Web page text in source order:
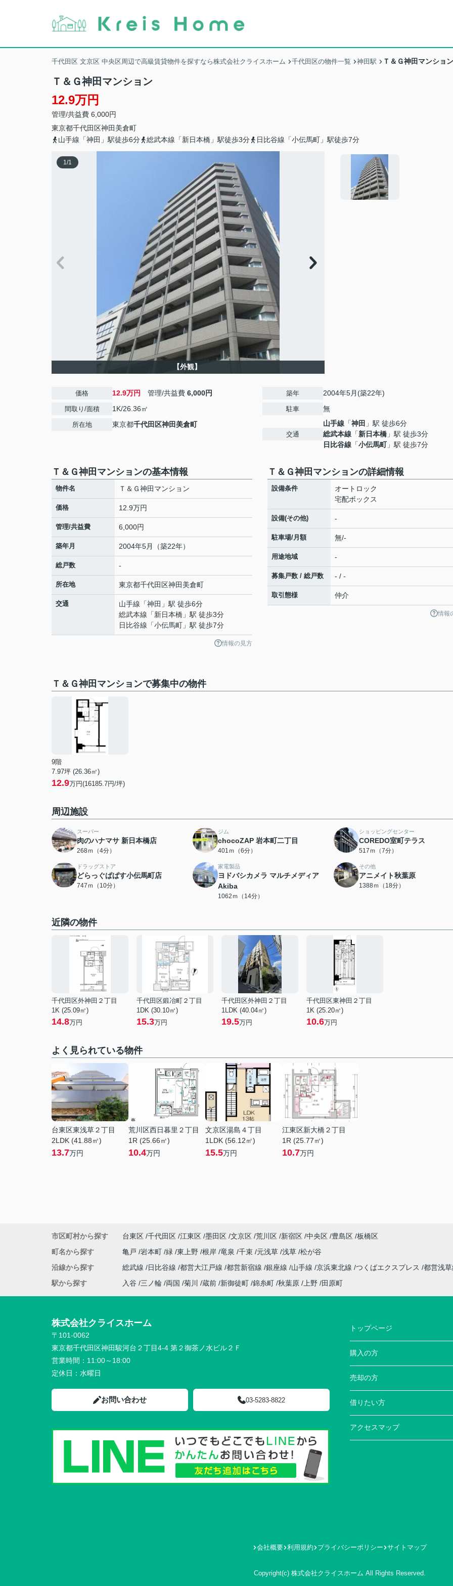
千代田区 文京区 中央区周辺で高級賃貸物件を探すなら株式会社クライスホーム 千代田区の物件一覧 神田駅 Ｔ＆Ｇ神田マンション
Ｔ＆Ｇ神田マンション
12.9万円
管理/共益費 6,000円
東京都千代田区神田美倉町
山手線「神田」駅徒歩6分
総武本線「新日本橋」駅徒歩3分 日比谷線「小伝馬町」駅徒歩7分
1/1
【外観】
価格 12.9万円 管理/共益費 6,000円
間取り/面積 1K/26.36㎡
所在地 東京都千代田区神田美倉町
築年 2004年5月(築22年)
駐車 無
交通
山手線 「神田 」駅 徒歩6分
総武本線 「新日本橋 」駅 徒歩3分
日比谷線 「小伝馬町」駅 徒歩7分
Ｔ＆Ｇ神田マンションの基本情報
物件名 Ｔ＆Ｇ神田マンション
価格 12.9万円
管理/共益費 6,000円
築年月 2004年5月（築22年）
総戸数 -
所在地 東京都千代田区神田美倉町
交通 山手線 「神田 」駅 徒歩6分
総武本線 「新日本橋 」駅 徒歩3分
日比谷線 「小伝馬町 」駅 徒歩7分
情報の見方
Ｔ＆Ｇ神田マンションの詳細情報
設備条件
オートロック
宅配ボックス
設備(その他) -
駐車場/月額 無/-
用途地域 -
募集戸数 / 総戸数 - / -
取引態様 仲介
情報
Ｔ＆Ｇ神田マンションで募集中の物件
9階
7.97坪 (26.36㎡)
12.9万円(16185.7円/坪)
周辺施設
スーパー
肉のハナマサ 新日本橋店
268ｍ（4分）
ジム
chocoZAP 岩本町二丁目
401ｍ（6分）
ショッピングセンター
COREDO室町テラス
517ｍ（7分）
ドラッグストア
どらっぐぱぱす小伝馬町店
747ｍ（10分）
家電製品
ヨドバシカメラ マルチメディア
Akiba
1062ｍ（14分）
その他
アニメイト秋葉原
1388ｍ（18分）
近隣の物件
千代田区外神田２丁目
1K (25.09㎡)
14.8万円
千代田区鍛冶町２丁目
1DK (30.10㎡)
15.3万円
千代田区外神田２丁目
1LDK (40.04㎡)
19.5万円
千代田区東神田２丁目
1K (25.20㎡)
10.6万円
よく見られている物件
台東区東浅草２丁目
2LDK (41.88㎡)
13.7万円
荒川区西日暮里２丁目
1R (25.66㎡)
10.4万円
文京区湯島４丁目
1LDK (56.12㎡)
15.5万円
江東区新大橋２丁目
1R (25.77㎡)
10.7万円
市区町村から探す 台東区 千代田区 江東区 墨田区 文京区 荒川区 新宿区 中央区 豊島区 板橋区
町名から探す
亀戸 岩本町 緑 東上野 根岸 竜泉 千束 元浅草 浅草 松が谷
沿線から探す
総武線 日比谷線 都営大江戸線 都営新宿線 銀座線 山手線 京浜東北線 つくばエクスプレス
都営浅
駅から探す
入谷 三ノ輪 両国 菊川 蔵前 新御徒町 錦糸町 秋葉原 上野 田原町
株式会社クライスホーム
〒101-0062
東京都千代田区神田駿河台２丁目4-4 第２御茶ノ水ビル２Ｆ
営業時間： 11:00～18:00
定休日： 水曜日
お問い合わせ 03-5283-8822
トップページ
購入の方
売却の方
借りたい方
アクセスマップ
会社概要 利用規約 プライバシーポリシー サイトマップ
Copyright(c) 株式会社クライスホーム All Rights Reserved.